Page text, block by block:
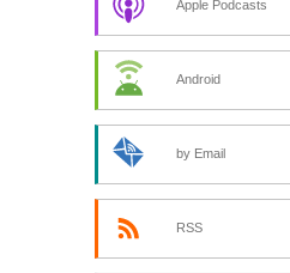
Apple Podcasts
Android
by Email
RSS